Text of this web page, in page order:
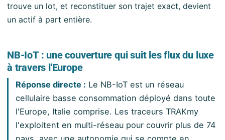
trouve un lot, et reconstituer son trajet exact, devient
un actif à part entière.
NB-IoT : une couverture qui suit les flux du luxe
à travers l'Europe
Réponse directe : Le NB-IoT est un réseau
cellulaire basse consommation déployé dans toute
l'Europe, Italie comprise. Les traceurs TRAKmy
l'exploitent en multi-réseau pour couvrir plus de 74